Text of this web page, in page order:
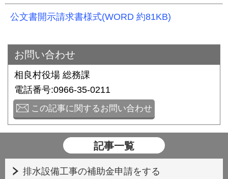
公文書開示請求書様式(WORD 約81KB)
お問い合わせ
相良村役場 総務課
電話番号:0966-35-0211
この記事に関するお問い合わせ
記事一覧
排水設備工事の補助金申請をする